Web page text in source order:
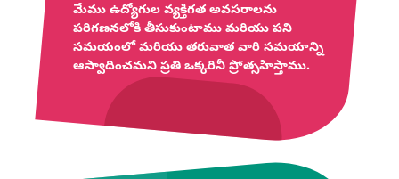
మేము ఉద్యోగుల వ్యక్తిగత అవసరాలను
పరిగణనలోకి తీసుకుంటాము మరియు పని
సమయంలో మరియు తరువాత వారి సమయాన్ని
ఆస్వాదించమని ప్రతి ఒక్కరినీ ప్రోత్సహిస్తాము.